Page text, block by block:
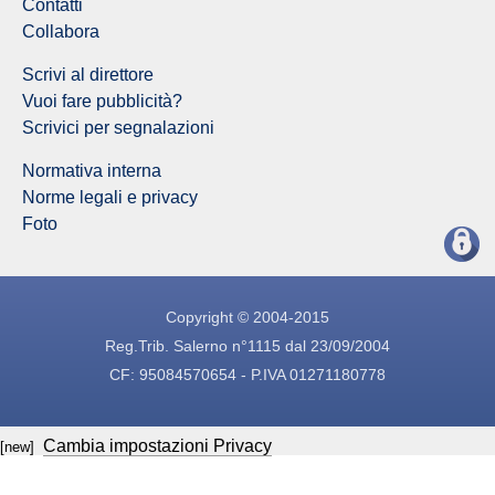
Contatti
Collabora
Scrivi al direttore
Vuoi fare pubblicità?
Scrivici per segnalazioni
Normativa interna
Norme legali e privacy
Foto
Copyright © 2004-2015
Reg.Trib. Salerno n°1115 dal 23/09/2004
CF: 95084570654 - P.IVA 01271180778
[new] Cambia impostazioni Privacy